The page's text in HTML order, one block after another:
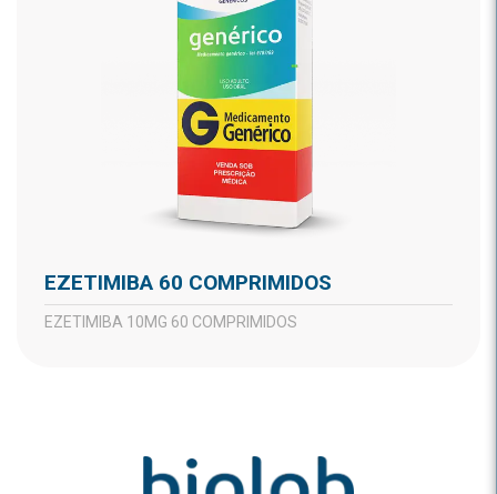
EZETIMIBA 60 COMPRIMIDOS
EZETIMIBA 10MG 60 COMPRIMIDOS